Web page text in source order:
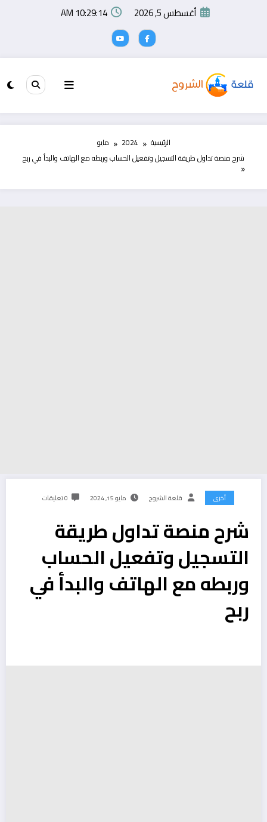
أغسطس 5, 2026 10:29:14 AM
الرئيسية 2024
مايو
شرح منصة تداول طريقة التسجيل وتفعيل الحساب وربطه مع الهاتف والبدأ في ربح
أخرى قلعة الشروح مايو 15, 2024 0 تعليقات
شرح منصة تداول طريقة
التسجيل وتفعيل الحساب
وربطه مع الهاتف والبدأ في
ربح